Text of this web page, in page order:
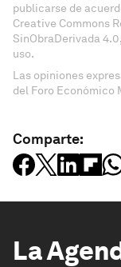
publicarse de
Creative Commons
SinObraDerivada
uso.
Las opiniones
del Foro Económico
Comparte:
La